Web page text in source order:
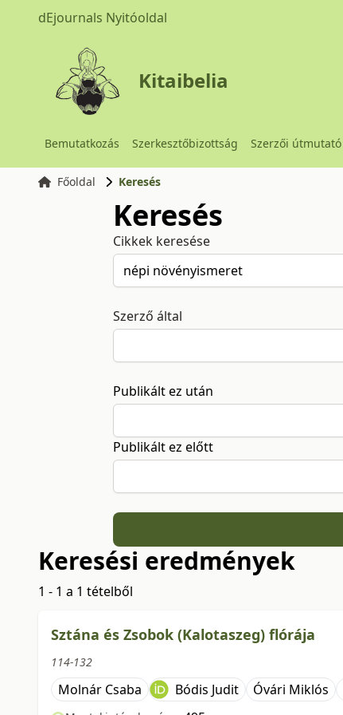
dEjournals Nyitóoldal
Kitaibelia
Bemutatkozás Szerkesztőbizottság Szerzői útmutató
Főoldal Keresés
Keresés
Cikkek keresése
Szerző által
Publikált ez után
Publikált ez előtt
Keresési eredmények
1 - 1 a 1 tételből
Sztána és Zsobok (Kalotaszeg) flórája
114-132
Molnár Csaba Bódis Judit Óvári Miklós